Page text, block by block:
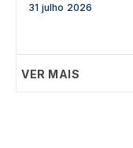
31 julho 2026
VER MAIS